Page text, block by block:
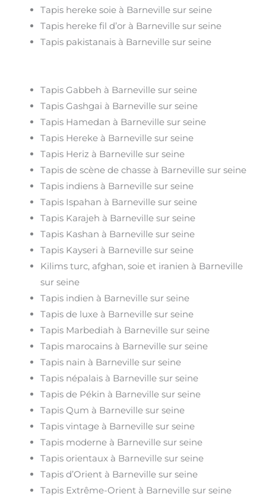
Tapis hereke soie à Barneville sur seine
Tapis hereke fil d’or à Barneville sur seine
Tapis pakistanais à Barneville sur seine
Tapis Gabbeh à Barneville sur seine
Tapis Gashgai à Barneville sur seine
Tapis Hamedan à Barneville sur seine
Tapis Hereke à Barneville sur seine
Tapis Heriz à Barneville sur seine
Tapis de scène de chasse à Barneville sur seine
Tapis indiens à Barneville sur seine
Tapis Ispahan à Barneville sur seine
Tapis Karajeh à Barneville sur seine
Tapis Kashan à Barneville sur seine
Tapis Kayseri à Barneville sur seine
Kilims turc, afghan, soie et iranien à Barneville
sur seine
Tapis indien à Barneville sur seine
Tapis de luxe à Barneville sur seine
Tapis Marbediah à Barneville sur seine
Tapis marocains à Barneville sur seine
Tapis nain à Barneville sur seine
Tapis népalais à Barneville sur seine
Tapis de Pékin à Barneville sur seine
Tapis Qum à Barneville sur seine
Tapis vintage à Barneville sur seine
Tapis moderne à Barneville sur seine
Tapis orientaux à Barneville sur seine
Tapis d’Orient à Barneville sur seine
Tapis Extrême-Orient à Barneville sur seine